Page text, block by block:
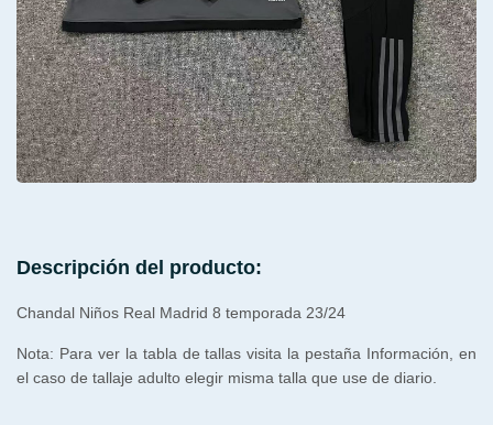
Descripción del producto:
Chandal Niños Real Madrid 8 temporada 23/24
Nota: Para ver la tabla de tallas visita la pestaña Información, en
el caso de tallaje adulto elegir misma talla que use de diario.